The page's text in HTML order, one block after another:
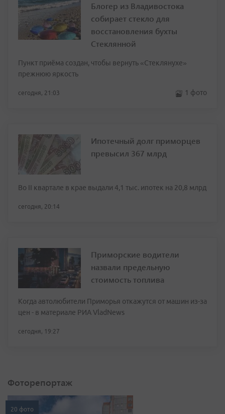
Блогер из Владивостока
собирает стекло для
восстановления бухты
Стеклянной
Пункт приёма создан, чтобы вернуть «Стеклянухе»
прежнюю яркость
сегодня, 21:03 1 фото
Ипотечный долг приморцев
превысил 367 млрд
Во II квартале в крае выдали 4,1 тыс. ипотек на 20,8 млрд
сегодня, 20:14
Приморские водители
назвали предельную
стоимость топлива
Когда автолюбители Приморья откажутся от машин из-за
цен - в материале РИА VladNews
сегодня, 19:27
Фоторепортаж
20 фото